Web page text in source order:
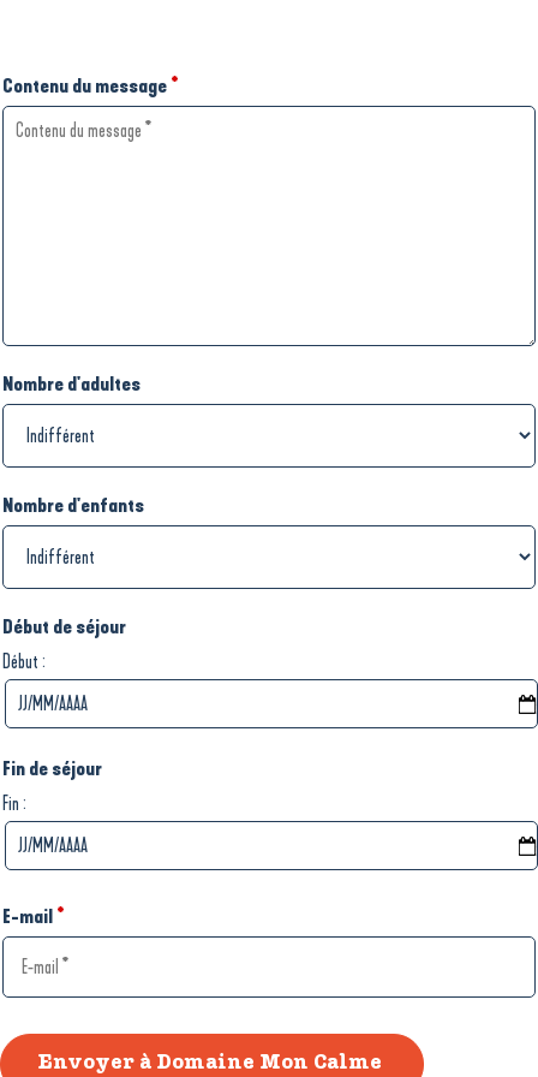
Contenu du message *
Nombre d'adultes
Nombre d'enfants
Début de séjour
Début :
Fin de séjour
Fin :
E-mail *